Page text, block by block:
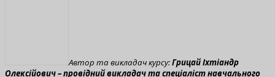
Автор та викладач курсу:Грицай Іхтіандр
Олексійович – провідний викладач та спеціаліст навчального